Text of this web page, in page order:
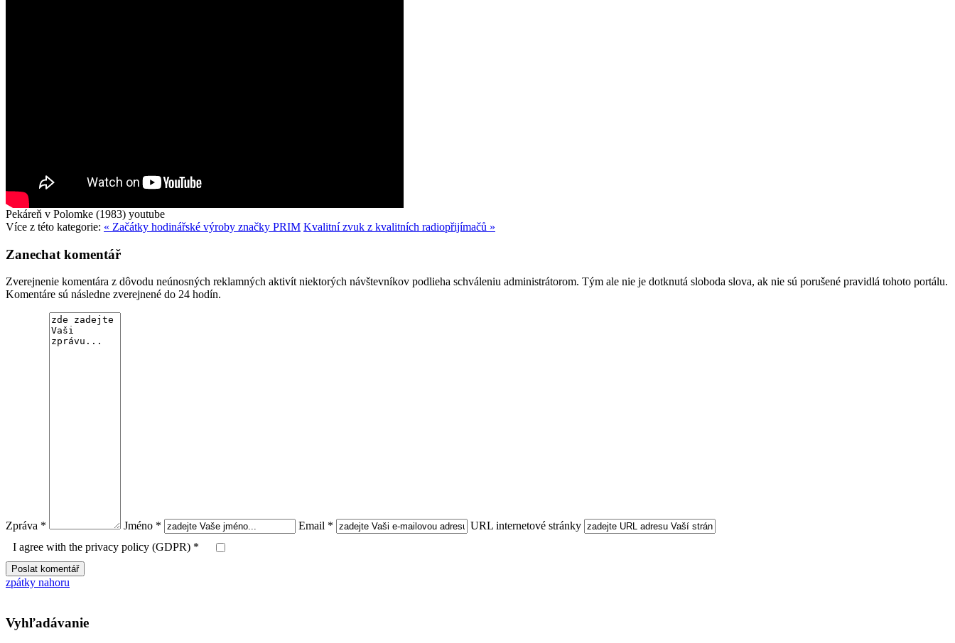
Pekáreň v Polomke (1983) youtube
Více z této kategorie: « Začátky hodinářské výroby značky PRIM Kvalitní zvuk z kvalitních radiopřijímačů »
Zanechat komentář
Zverejnenie komentára z dôvodu neúnosných reklamných aktivít niektorých návštevníkov podlieha schváleniu administrátorom. Tým ale nie je dotknutá sloboda slova, ak nie sú porušené pravidlá tohoto portálu.
Komentáre sú následne zverejnené do 24 hodín.
Zpráva * Jméno * Email *
URL internetové stránky
I agree with the privacy policy (GDPR) *
zpátky nahoru
Vyhľadávanie